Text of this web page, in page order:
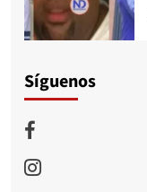
Síguenos